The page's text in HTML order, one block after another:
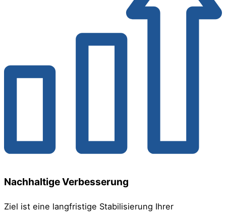
Nachhaltige Verbesserung
Ziel ist eine langfristige Stabilisierung Ihrer